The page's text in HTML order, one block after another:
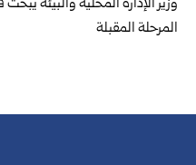
وزير الإدارة المحلية والبيئة
المرحلة المقبلة